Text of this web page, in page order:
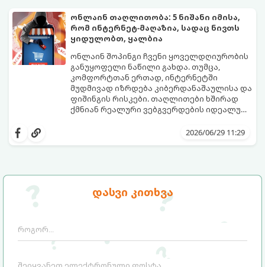
დასვი კითხვა
მარტივად და კანონის სრული დაცვით
მიღებაში.
ონლაინ თაღლითობა: 5 ნიშანი იმისა,
რომ ინტერნეტ-მაღაზია, სადაც ნივთს
ყიდულობთ, ყალბია
ონლაინ შოპინგი ჩვენი ყოველდღიურობის
განუყოფელი ნაწილი გახდა. თუმცა,
კომფორტთან ერთად, ინტერნეტში
მუდმივად იზრდება კიბერდანაშაულისა და
ფიშინგის რისკები. თაღლითები ხშირად
ქმნიან რეალური ვებგვერდების იდეალურ
მაღაზიებს, რომელთა ერთადერთი მიზანი
კიბერთაღლითობის მსხვერპლი, ნივთის
2026/06/29 11:29